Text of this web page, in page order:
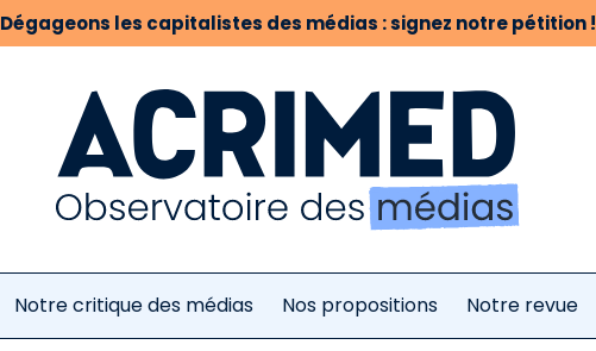
Dégageons les capitalistes des médias : signez notre pétition !
Notre critique des médias Nos propositions Notre revue